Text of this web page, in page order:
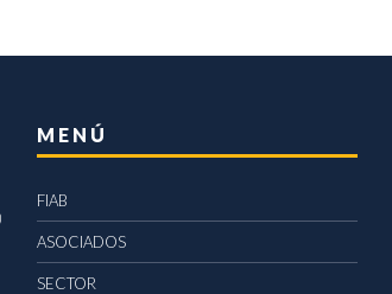
MENÚ
FIAB
ASOCIADOS
SECTOR